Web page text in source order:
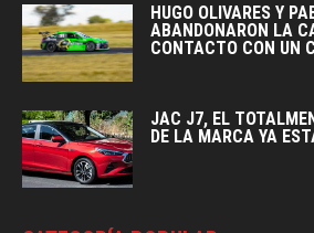
HUGO OLIVARES Y
ABANDONARON LA
CONTACTO CON UN
JAC J7, EL
DE LA MARCA YA